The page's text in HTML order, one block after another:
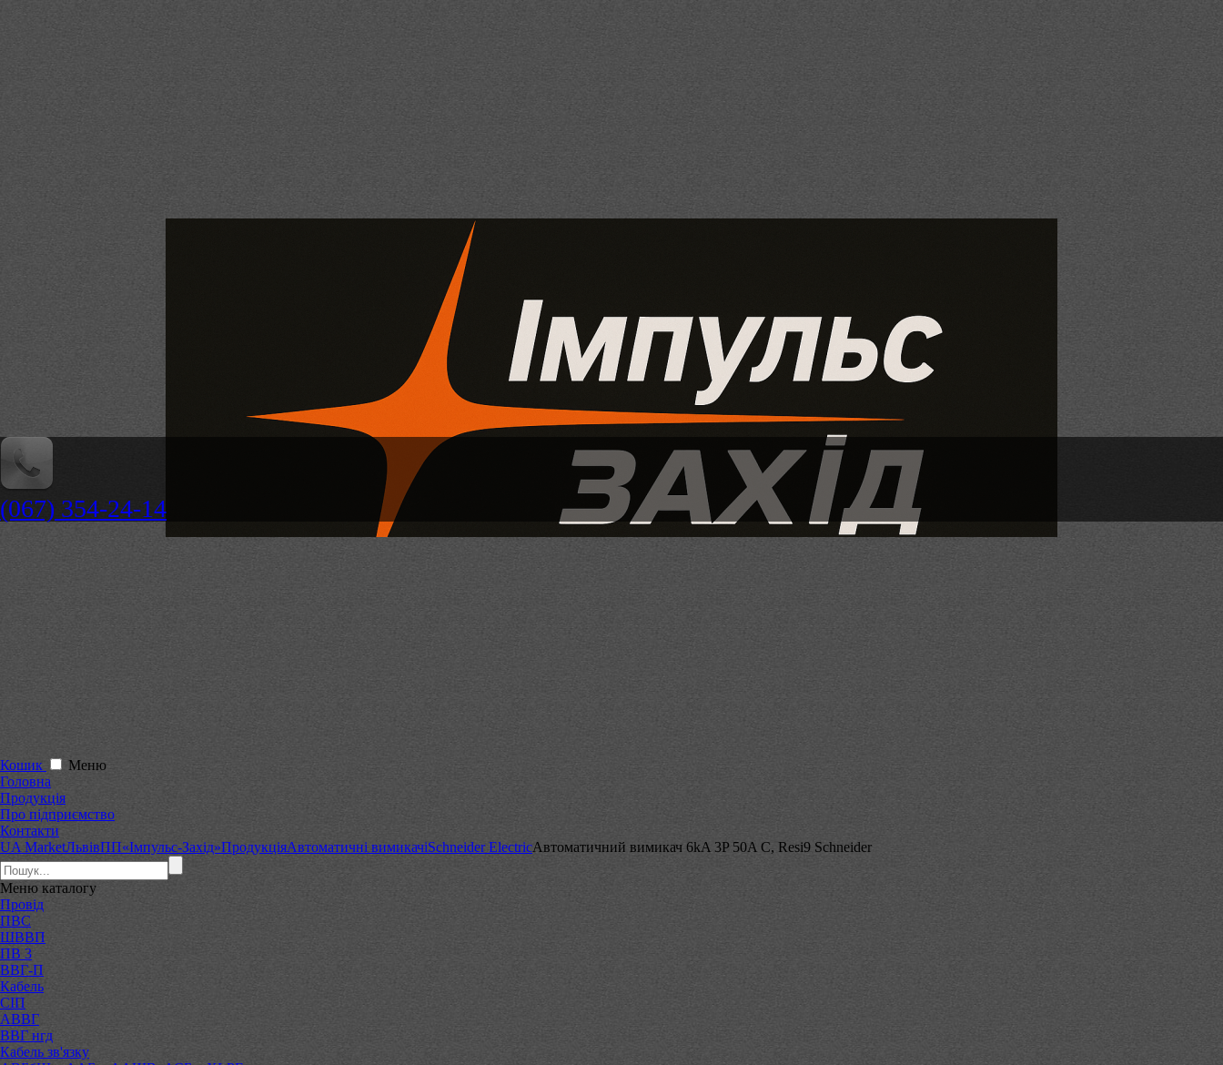
(067) 354-24-14
Кошик
Меню
Головна
Продукція
Про підприємство
Контакти
UA MarketЛьвівПП«Імпульс-Захід»ПродукціяАвтоматичні вимикачіSchneider ElectricАвтоматичний вимикач 6kA 3P 50A C, Resi9 Schneider
Меню каталогу
Провід
ПВС
ШВВП
ПВ 3
ВВГ-П
Кабель
СІП
АВВГ
ВВГ нгд
Кабель зв'язку